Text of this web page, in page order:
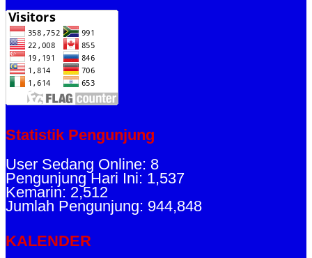
Statistik Pengunjung
User Sedang Online: 8
Pengunjung Hari Ini: 1,537
Kemarin: 2,512
Jumlah Pengunjung: 944,848
KALENDER